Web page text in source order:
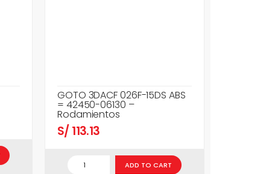
GOTO 3DACF 026F-15DS ABS
= 42450-06130 –
Rodamientos
S/ 113.13
ADD TO CART